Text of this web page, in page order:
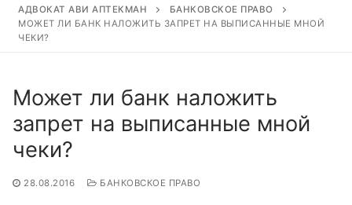
Найти:
АДВОКАТ АВИ АПТЕКМАН
БАНКОВСКОЕ ПРАВО
МОЖЕТ ЛИ БАНК НАЛОЖИТЬ ЗАПРЕТ НА ВЫПИСАННЫЕ МНОЙ
ЧЕКИ?
Может ли банк наложить
запрет на выписанные мной
чеки?
28.08.2016 БАНКОВСКОЕ ПРАВО